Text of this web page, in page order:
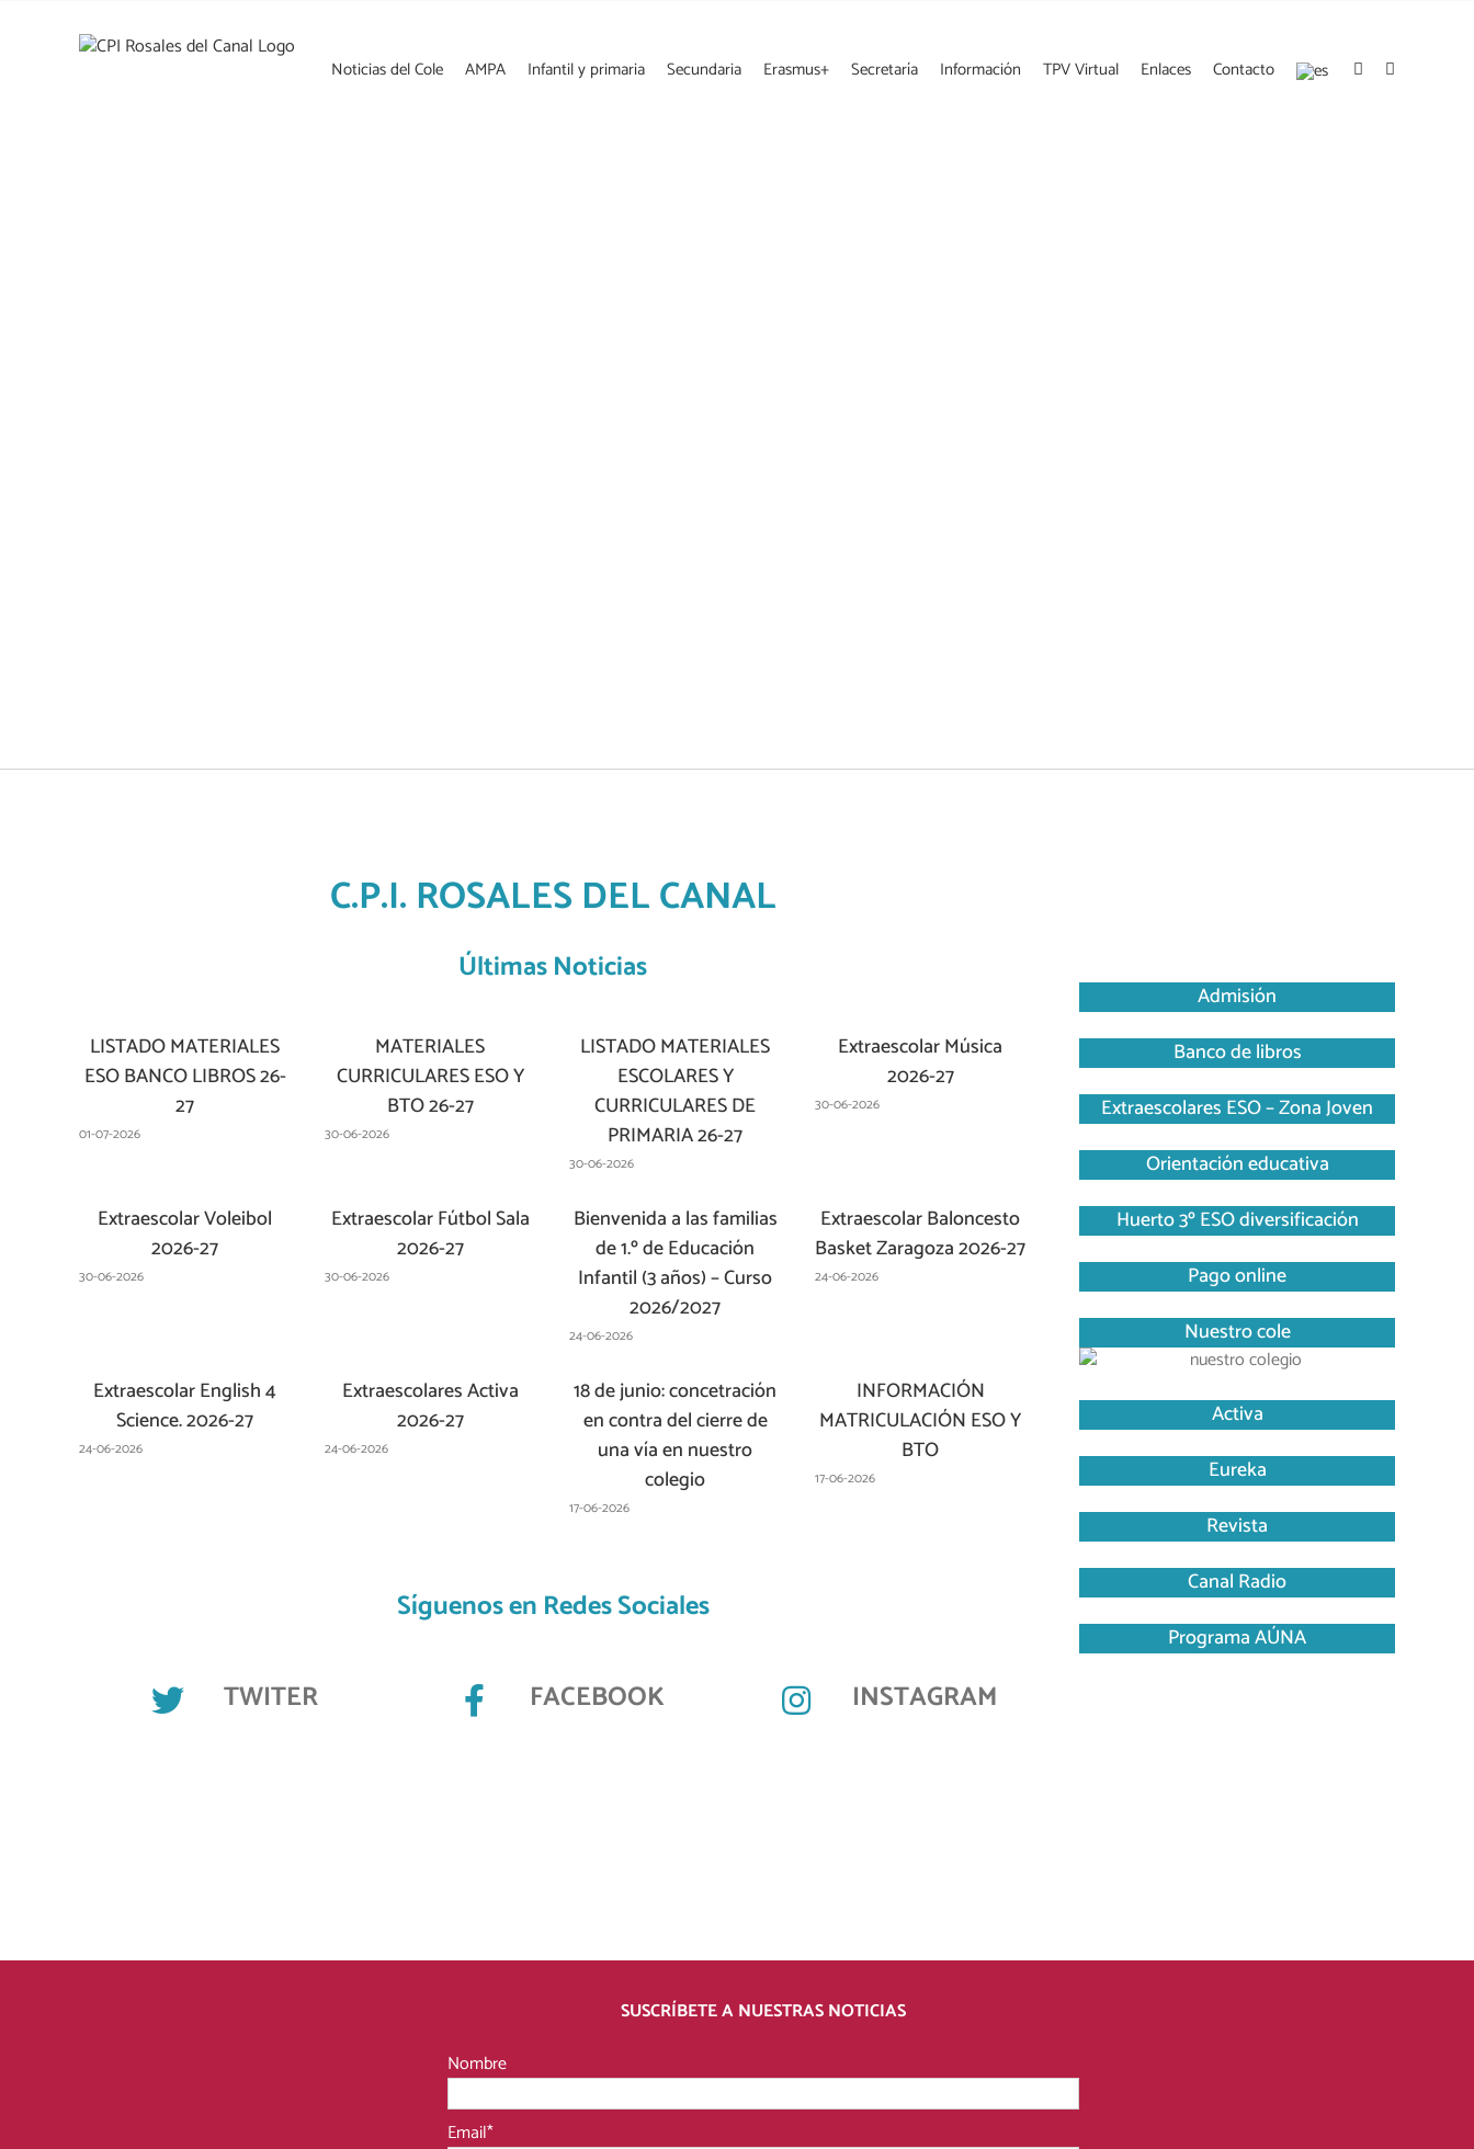
Noticias del Cole AMPA Infantil y primaria Secundaria Erasmus+ Secretaría Información TPV Virtual Enlaces Contacto
C.P.I. ROSALES DEL CANAL
Últimas Noticias
LISTADO MATERIALES
ESO BANCO LIBROS 26-
27
01-07-2026
MATERIALES
CURRICULARES ESO Y
BTO 26-27
30-06-2026
LISTADO MATERIALES
ESCOLARES Y
CURRICULARES DE
PRIMARIA 26-27
30-06-2026
Extraescolar Música
2026-27
30-06-2026
Extraescolar Voleibol
2026-27
30-06-2026
Extraescolar Fútbol Sala
2026-27
30-06-2026
Bienvenida a las familias
de 1.º de Educación
Infantil (3 años) – Curso
2026/2027
24-06-2026
Extraescolar Baloncesto
Basket Zaragoza 2026-27
24-06-2026
Extraescolar English 4
Science. 2026-27
24-06-2026
Extraescolares Activa
2026-27
24-06-2026
18 de junio: concetración
en contra del cierre de
una vía en nuestro
colegio
17-06-2026
INFORMACIÓN
MATRICULACIÓN ESO Y
BTO
17-06-2026
Síguenos en Redes Sociales
TWITER FACEBOOK INSTAGRAM
Admisión
Banco de libros
Extraescolares ESO – Zona Joven
Orientación educativa
Huerto 3º ESO diversificación
Pago online
Nuestro cole
Activa
Eureka
Revista
Canal Radio
Programa AÚNA
SUSCRÍBETE A NUESTRAS NOTICIAS
Nombre
Email*